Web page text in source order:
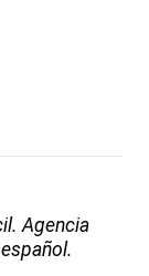
Agencia